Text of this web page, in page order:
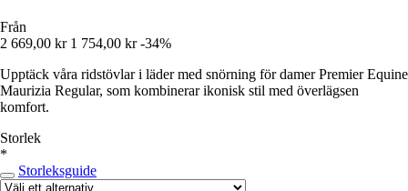
Från
2 669,00 kr 1 754,00 kr -34%
Upptäck våra ridstövlar i läder med snörning för damer Premier Equine
Maurizia Regular, som kombinerar ikonisk stil med överlägsen
komfort.
Storlek
*
Storleksguide